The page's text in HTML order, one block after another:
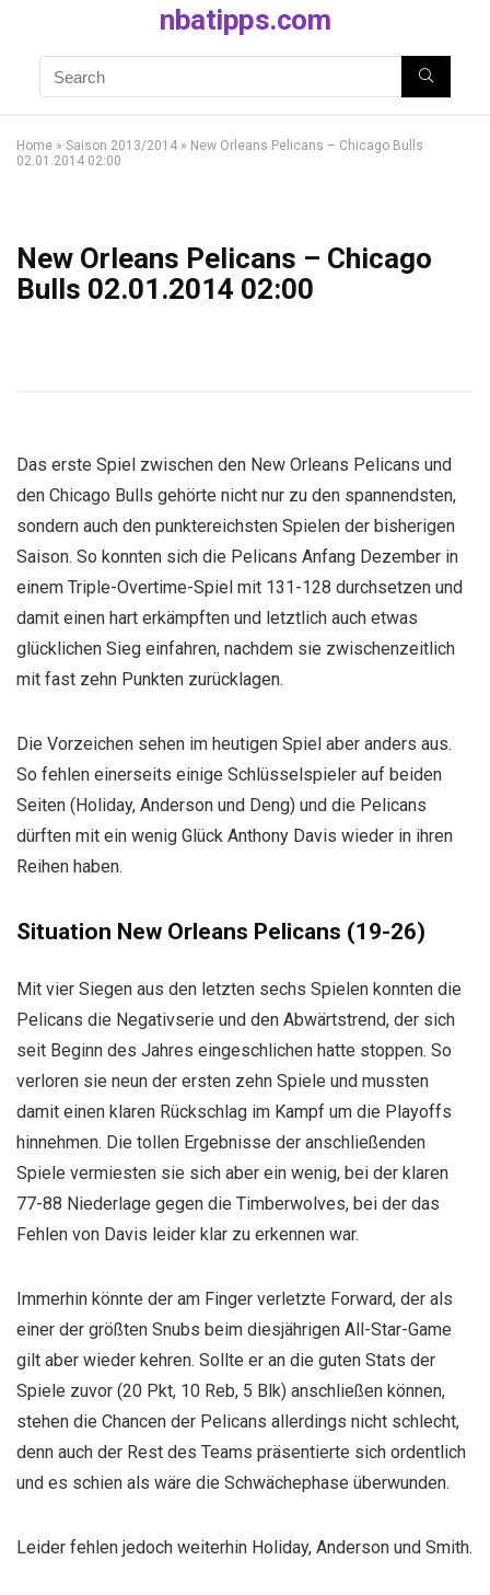
nbatipps.com
Home » Saison 2013/2014 » New Orleans Pelicans – Chicago Bulls
02.01.2014 02:00
New Orleans Pelicans – Chicago
Bulls 02.01.2014 02:00
Das erste Spiel zwischen den New Orleans Pelicans und
den Chicago Bulls gehörte nicht nur zu den spannendsten,
sondern auch den punktereichsten Spielen der bisherigen
Saison. So konnten sich die Pelicans Anfang Dezember in
einem Triple-Overtime-Spiel mit 131-128 durchsetzen und
damit einen hart erkämpften und letztlich auch etwas
glücklichen Sieg einfahren, nachdem sie zwischenzeitlich
mit fast zehn Punkten zurücklagen.
Die Vorzeichen sehen im heutigen Spiel aber anders aus.
So fehlen einerseits einige Schlüsselspieler auf beiden
Seiten (Holiday, Anderson und Deng) und die Pelicans
dürften mit ein wenig Glück Anthony Davis wieder in ihren
Reihen haben.
Situation New Orleans Pelicans (19-26)
Mit vier Siegen aus den letzten sechs Spielen konnten die
Pelicans die Negativserie und den Abwärtstrend, der sich
seit Beginn des Jahres eingeschlichen hatte stoppen. So
verloren sie neun der ersten zehn Spiele und mussten
damit einen klaren Rückschlag im Kampf um die Playoffs
hinnehmen. Die tollen Ergebnisse der anschließenden
Spiele vermiesten sie sich aber ein wenig, bei der klaren
77-88 Niederlage gegen die Timberwolves, bei der das
Fehlen von Davis leider klar zu erkennen war.
Immerhin könnte der am Finger verletzte Forward, der als
einer der größten Snubs beim diesjährigen All-Star-Game
gilt aber wieder kehren. Sollte er an die guten Stats der
Spiele zuvor (20 Pkt, 10 Reb, 5 Blk) anschließen können,
stehen die Chancen der Pelicans allerdings nicht schlecht,
denn auch der Rest des Teams präsentierte sich ordentlich
und es schien als wäre die Schwächephase überwunden.
Leider fehlen jedoch weiterhin Holiday, Anderson und Smith.